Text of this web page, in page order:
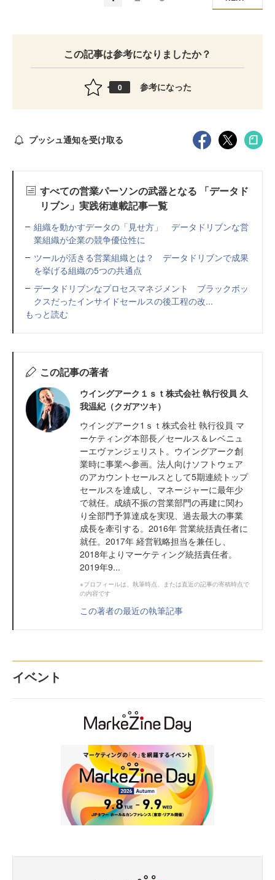
この記事は参考になりましたか？
0 参考になった
プッシュ通知を受け取る
すべての営業パーソンの武器となる 「データド
リブン」実践術連載記事一覧
組織を動かすデータの「見せ方」 データドリブンな営
業組織が企業の競争優位性に
ツールが活きる営業組織とは？ データドリブンで成果
を挙げる組織の5つの共通点
データドリブンなプロセスマネジメント ブラックボッ
クスだったインサイドセールスの後工程の改...
もっと読む
この記事の著者
ウイングアーク１ｓｔ株式会社 執行役員 久
我温紀（クガアツキ）
ウイングアーク1ｓｔ株式会社 執行役員 マ
ーケティング本部長／セールス＆レベニュ
ーエヴァンジェリスト。ウイングアーク創
業時に事業へ参画。法人向けソフトウェア
のアカウントセールスとして5期連続トップ
セールスを達成し、マネージャーに最年少
で就任。成績不振の営業部門の再建に関わ
り全部門予算達成を実現、過去最大の事業
成長を牽引する。2016年 営業統括責任者に
就任。2017年 経営戦略担当を兼任し、
2018年よりマーケティング統括責任者。
2019年9...
※プロフィールは、執筆時点、または直近の記事の寄稿時点で
の内容です
この著者の最近の執筆記事
イベント